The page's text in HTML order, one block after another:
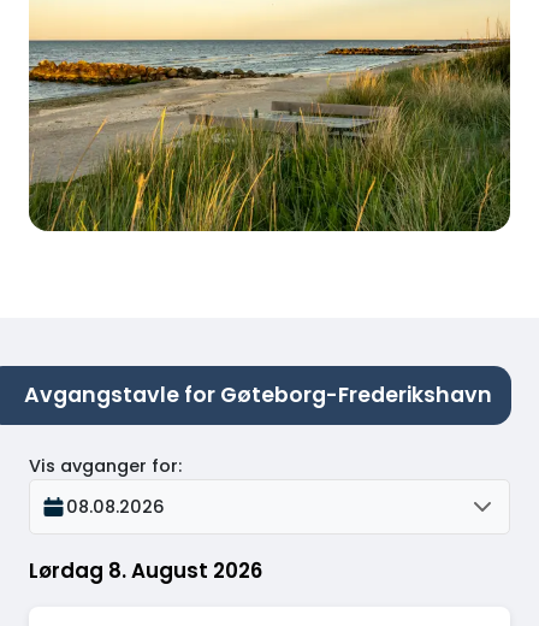
Avgangstavle for Gøteborg-Frederikshavn
Lørdag 8. August 2026
Vis avganger for:
08.08.2026